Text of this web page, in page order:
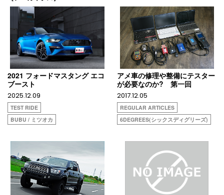
2021 フォードマスタング エコ
ブースト
2025.12.09
TEST RIDE
BUBU / ミツオカ
アメ車の修理や整備にテスター
が必要なのか? 第一回
2017.12.05
REGULAR ARTICLES
6DEGREES(シックスディグリーズ)